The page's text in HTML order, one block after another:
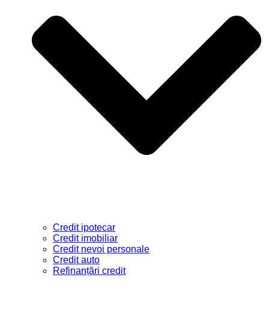
Credit ipotecar
Credit imobiliar
Credit nevoi personale
Credit auto
Refinanțări credit